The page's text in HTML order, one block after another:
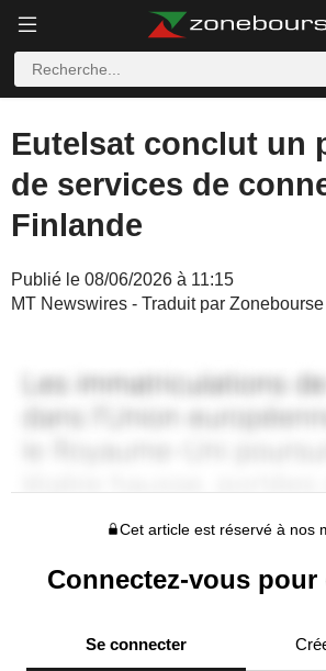
Eutelsat conclut un
de services de
Finlande
Publié le 08/06/2026 à 11:15
MT Newswires - Traduit par Zonebourse
Cet article est réservé à nos
Connectez-vous
Se connecter